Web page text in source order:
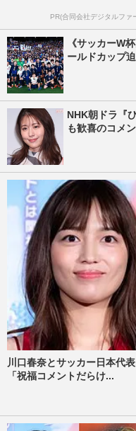
PR(合同会社デジタルファ
《サッカーW
ールドカップ
NHK朝ドラ『
も歓喜のコメ
川口春奈とサッカー日本代
「祝福コメントだらけ...